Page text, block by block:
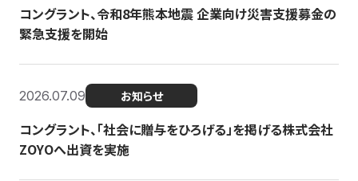
コングラント、令和8年熊本地震 企業向け災害支援募金の
緊急支援を開始
2026.07.09 お知らせ
コングラント、「社会に贈与をひろげる」を掲げる株式会社
ZOYOへ出資を実施